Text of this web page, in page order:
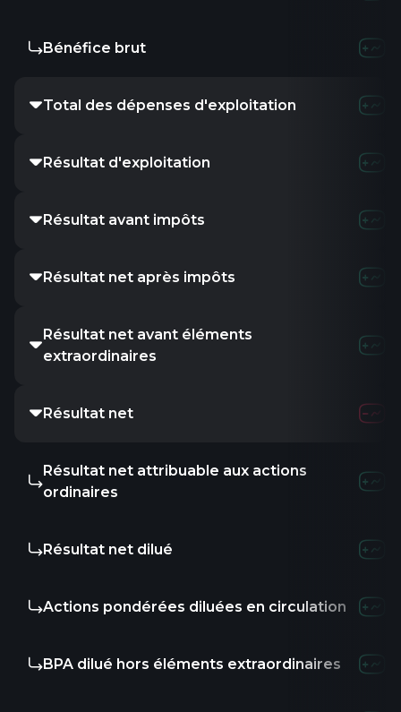
Bénéfice brut
Total des dépenses d'exploitation
Résultat d'exploitation
Résultat avant impôts
Résultat net après impôts
Résultat net avant éléments
extraordinaires
Résultat net
Résultat net attribuable aux actions
ordinaires
Résultat net dilué
Actions pondérées diluées en circulation
BPA dilué hors éléments extraordinaires